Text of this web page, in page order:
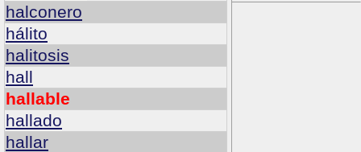
halconero
hálito
halitosis
hall
hallable
hallado
hallar